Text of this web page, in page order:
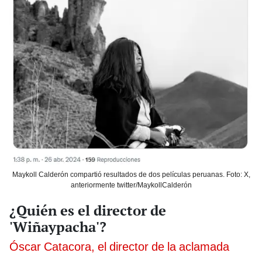
Maykoll Calderón compartió resultados de dos películas peruanas. Foto: X,
anteriormente twitter/MaykollCalderón
¿Quién es el director de
'Wiñaypacha'?
Óscar Catacora, el director de la aclamada